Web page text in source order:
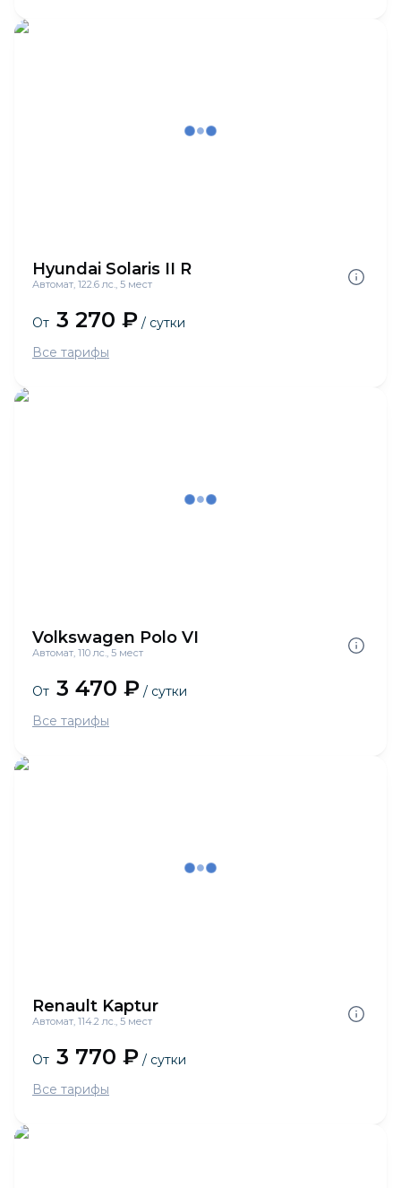
Hyundai Solaris II R
Автомат, 122.6 лс., 5 мест
От 3 270 ₽ / сутки
Все тарифы
Volkswagen Polo VI
Автомат, 110 лс., 5 мест
От 3 470 ₽ / сутки
Все тарифы
Renault Kaptur
Автомат, 114.2 лс., 5 мест
От 3 770 ₽ / сутки
Все тарифы